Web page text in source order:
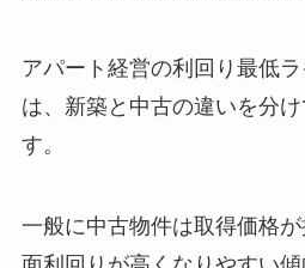
アパート経営の利回り最低
は、新築と中古の違いを分
す。
一般に中古物件は取得価格